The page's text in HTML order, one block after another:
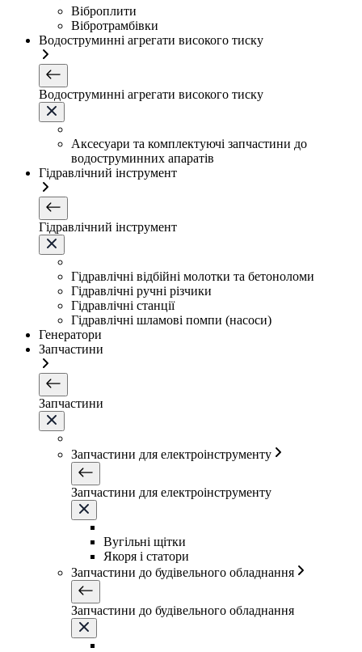
Віброплити
Вібротрамбівки
Водоструминні агрегати високого тиску
Водоструминні агрегати високого тиску
Аксесуари та комплектуючі запчастини до
водоструминних апаратів
Гідравлічний інструмент
Гідравлічний інструмент
Гідравлічні відбійні молотки та бетоноломи
Гідравлічні ручні різчики
Гідравлічні станції
Гідравлічні шламові помпи (насоси)
Генератори
Запчастини
Запчастини
Запчастини для електроінструменту
Запчастини для електроінструменту
Вугільні щітки
Якоря і статори
Запчастини до будівельного обладнання
Запчастини до будівельного обладнання